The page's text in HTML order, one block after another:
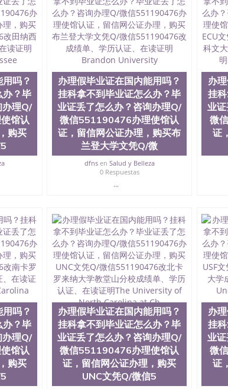
人员证明（使馆认证），使馆网站真实存档可查。 3、
四、办理流程农业科学院、艺术与建筑学院、商学院、
、健康与人类发展学院、信息工程与科学学院、人文学
在全美前十名，工学院排名在前十五名，且继续攀升中
学校的专业课程包括：会计学、MBA、财务、教育、
学、统计学、美术、电子工程、天文学、农业、环境污染
商管理、材料科学、机械工程、航天工程、土木工程、
场营销、机械工程、计算机科学、物理学、人工智能、
办理信息，给出操作方案； 2、补充毕业证成绩单等相
递交时间，公司人员陪同客户本人一起去留服递交材料
6、客户确认收到结果，付余款。 我们对海外大学及学院
构（包括：水印，阴影底纹，钢印LOGO烫金烫银，
，紫外荧光，温感，复印防伪）都有原版本文凭对照。质
校留学中介， 同时能做到与时俱进，及时掌握各大院
，录取通知书，在读证明等相关材料）的版本更新信息，
小，纸张材质，防伪技术等等，并在时间收集到原版实物
证合理定价的同时，坚持较高性价比，通过品质和效率不
制、成绩单文凭、改成绩、教育部学历学位认证、毕业
学历书制作、假制作、办理、仿制学位证书、毕业证文
证、使馆证明、使馆留学回国人员证明、留学生认证、
留学生学位认证、英国文凭学历、美国文凭学历、澳洲
微信：551190476 圣何塞州立大学毕业证（
大学毕业证（San Jose State University）圣何塞州立大
学成绩单（San Jose State University）圣何塞州立大
大学成绩单（San Jose State University）成绩单圣何塞
州立大学（San Jose State University）圣何塞州立大学
大学（ San Jose State University）圣何塞州立大学（
Jose State University）圣何塞州立大学文凭（San
Jose State University）圣何塞州立大学学历（ San
State University）圣何塞州立大学学历（San Jose
University）圣何塞州立大学（San Jose State
）圣何塞州立大学（San Jose State University）圣
吗？
办？毕
办理Q/
馆认
购买
办理假毕业证在国内能用吗？
挂科拿不到毕业证怎么办？毕
业证丢了怎么办？咨询办理Q/
微信551190476办理使馆认
证，留信网公证办理，购买布
兰登大学文凭Q/微
dfnsen Salud y Belleza
0 Respuestas
...
办
挂
业
微
证
吗？
办？毕
办理Q/
馆认
购买
办理假毕业证在国内能用吗？
挂科拿不到毕业证怎么办？毕
业证丢了怎么办？咨询办理Q/
微信551190476办理使馆认
证，留信网公证办理，购买
UNC文凭Q/微信5
办
挂
业
微
证